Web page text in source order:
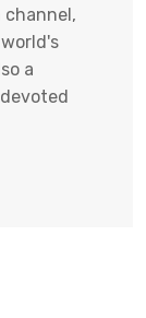
a